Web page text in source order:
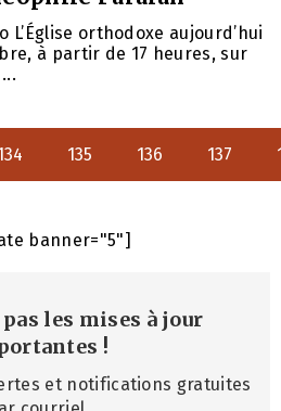
L’Église orthodoxe aujourd’hui
à partir de 17 heures, sur
135 136 137
banner="5"]
les mises à jour
!
et notifications gratuites